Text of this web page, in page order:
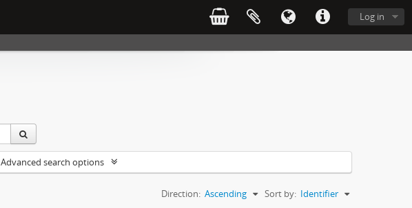
Log in
Advanced search options
Sort by: Identifier
Direction: Ascending